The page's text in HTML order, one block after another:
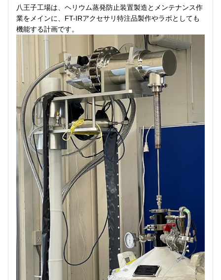
八王子工場は、ヘリウム蒸発防止装置製造とメンテナンス作
業をメインに、FT-IRアクセサリ特注品製作やラボとしても
機能する計画です。